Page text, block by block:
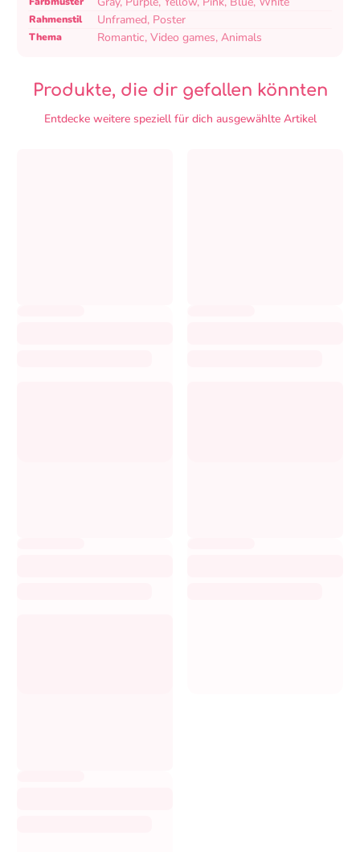
Rahmenstil Unframed, Poster
Thema Romantic, Video games, Animals
Produkte, die dir gefallen könnten
Entdecke weitere speziell für dich ausgewählte Artikel